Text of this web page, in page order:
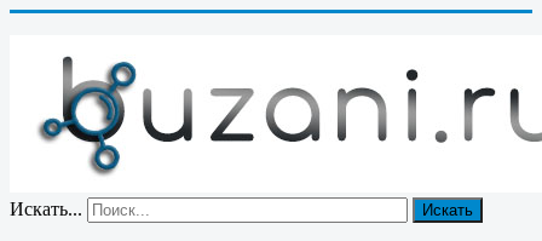
Искать... Искать